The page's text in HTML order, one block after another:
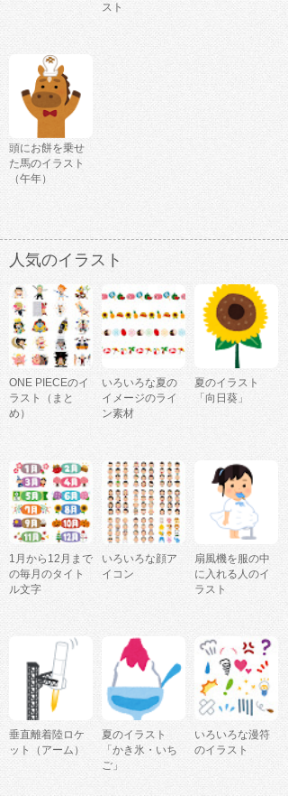
スト
頭にお餅を乗せ
た馬のイラスト
（午年）
人気のイラスト
ONE PIECEのイ
ラスト（まと
め）
いろいろな夏の
イメージのライ
ン素材
夏のイラスト
「向日葵」
1月から12月まで
の毎月のタイト
ル文字
いろいろな顔ア
イコン
扇風機を服の中
に入れる人のイ
ラスト
垂直離着陸ロケ
ット（アーム）
夏のイラスト
「かき氷・いち
ご」
いろいろな漫符
のイラスト